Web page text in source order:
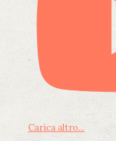
Carica altro...